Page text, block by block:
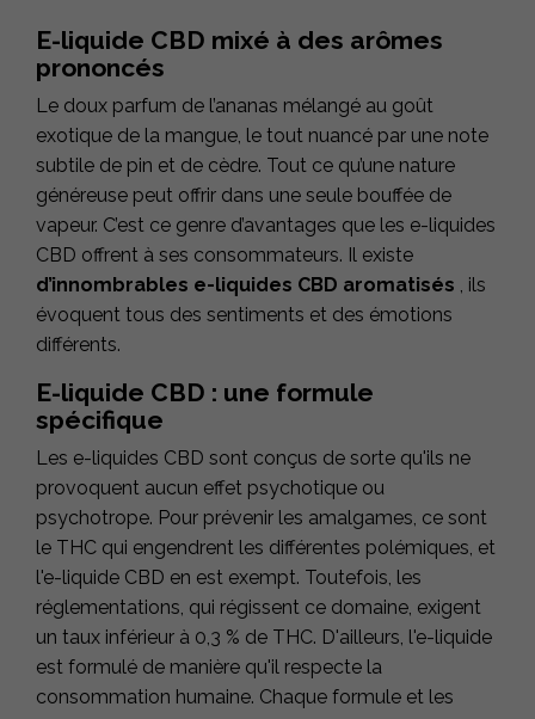
E-liquide CBD mixé à des arômes
prononcés
Le doux parfum de l’ananas mélangé au goût
exotique de la mangue, le tout nuancé par une note
subtile de pin et de cèdre. Tout ce qu’une nature
généreuse peut offrir dans une seule bouffée de
vapeur. C’est ce genre d’avantages que les e-liquides
CBD offrent à ses consommateurs. Il existe
d’innombrables e-liquides CBD aromatisés
, ils
évoquent tous des sentiments et des émotions
différents.
E-liquide CBD : une formule
spécifique
Les e-liquides CBD sont conçus de sorte qu'ils ne
provoquent aucun effet psychotique ou
psychotrope. Pour prévenir les amalgames, ce sont
le THC qui engendrent les différentes polémiques, et
l'e-liquide CBD en est exempt. Toutefois, les
réglementations, qui régissent ce domaine, exigent
un taux inférieur à 0,3 % de THC. D'ailleurs, l'e-liquide
est formulé de manière qu'il respecte la
consommation humaine. Chaque formule et les